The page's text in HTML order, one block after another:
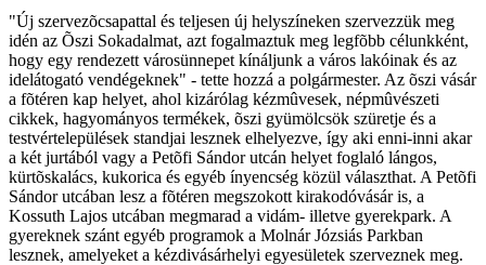
"Új szervezõcsapattal és teljesen új helyszíneken szervezzük meg
idén az Õszi Sokadalmat, azt fogalmaztuk meg legfõbb célunkként,
hogy egy rendezett városünnepet kínáljunk a város lakóinak és az
idelátogató vendégeknek" - tette hozzá a polgármester. Az õszi vásár
a fõtéren kap helyet, ahol kizárólag kézmûvesek, népmûvészeti
cikkek, hagyományos termékek, õszi gyümölcsök szüretje és a
testvértelepülések standjai lesznek elhelyezve, így aki enni-inni akar
a két jurtából vagy a Petõfi Sándor utcán helyet foglaló lángos,
kürtõskalács, kukorica és egyéb ínyencség közül választhat. A Petõfi
Sándor utcában lesz a fõtéren megszokott kirakodóvásár is, a
Kossuth Lajos utcában megmarad a vidám- illetve gyerekpark. A
gyereknek szánt egyéb programok a Molnár Józsiás Parkban
lesznek, amelyeket a kézdivásárhelyi egyesületek szerveznek meg.